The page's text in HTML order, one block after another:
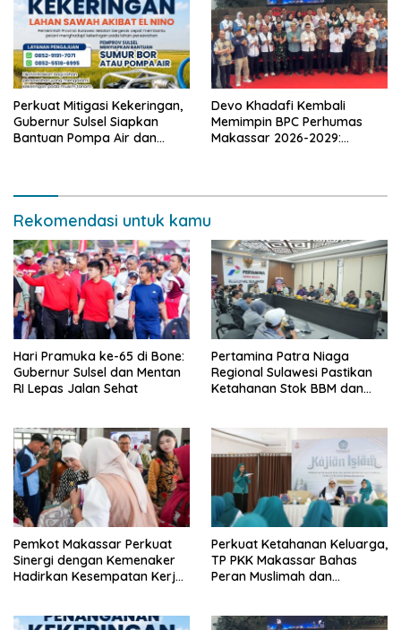
Perkuat Mitigasi Kekeringan,
Gubernur Sulsel Siapkan
Bantuan Pompa Air dan
Devo Khadafi Kembali
Memimpin BPC Perhumas
Makassar 2026-2029:
Rekomendasi untuk kamu
Hari Pramuka ke-65 di Bone:
Gubernur Sulsel dan Mentan
RI Lepas Jalan Sehat
Pertamina Patra Niaga
Regional Sulawesi Pastikan
Ketahanan Stok BBM dan
Pemkot Makassar Perkuat
Sinergi dengan Kemenaker
Hadirkan Kesempatan Kerja
Perkuat Ketahanan Keluarga,
TP PKK Makassar Bahas
Peran Muslimah dan